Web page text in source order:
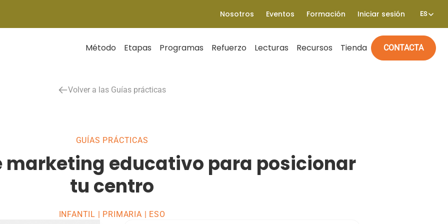
Nosotros Eventos Formación Iniciar sesión ES
Método Etapas Programas Refuerzo Lecturas Recursos Tienda CONTACTA
Volver a las Guías prácticas
GUÍAS PRÁCTICAS
marketing educativo para posicionar
tu centro
INFANTIL | PRIMARIA | ESO